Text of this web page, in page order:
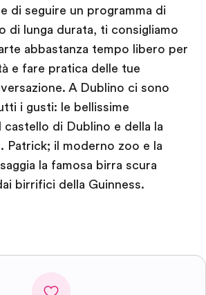
di seguire un programma di
di lunga durata, ti consigliamo
abbastanza tempo libero per
e fare pratica delle tue
A Dublino ci sono
i gusti: le bellissime
di Dublino e della la
Patrick; il moderno zoo e la
la famosa birra scura
birrifici della Guinness.